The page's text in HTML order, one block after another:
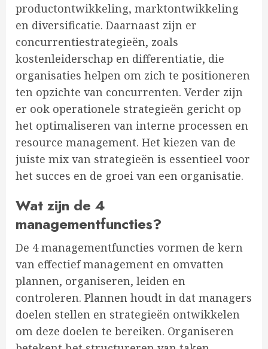
productontwikkeling, marktontwikkeling
en diversificatie. Daarnaast zijn er
concurrentiestrategieën, zoals
kostenleiderschap en differentiatie, die
organisaties helpen om zich te positioneren
ten opzichte van concurrenten. Verder zijn
er ook operationele strategieën gericht op
het optimaliseren van interne processen en
resource management. Het kiezen van de
juiste mix van strategieën is essentieel voor
het succes en de groei van een organisatie.
Wat zijn de 4
managementfuncties?
De 4 managementfuncties vormen de kern
van effectief management en omvatten
plannen, organiseren, leiden en
controleren. Plannen houdt in dat managers
doelen stellen en strategieën ontwikkelen
om deze doelen te bereiken. Organiseren